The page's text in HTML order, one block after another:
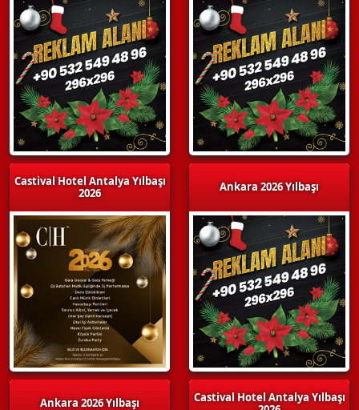
Castival Hotel Antalya Yılbaşı
2026
Ankara 2026 Yılbaşı
Ankara 2026 Yılbaşı
Castival Hotel Antalya Yılbaşı